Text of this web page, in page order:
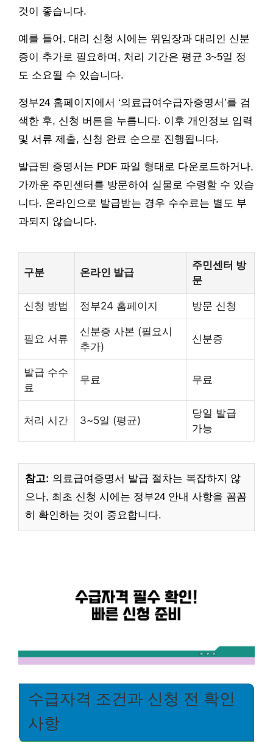
것이 좋습니다.
예를 들어, 대리 신청 시에는 위임장과 대리인 신분
증이 추가로 필요하며, 처리 기간은 평균 3~5일 정
도 소요될 수 있습니다.
정부24 홈페이지에서 ‘의료급여수급자증명서’를 검
색한 후, 신청 버튼을 누릅니다. 이후 개인정보 입력
및 서류 제출, 신청 완료 순으로 진행됩니다.
발급된 증명서는 PDF 파일 형태로 다운로드하거나,
가까운 주민센터를 방문하여 실물로 수령할 수 있습
니다. 온라인으로 발급받는 경우 수수료는 별도 부
과되지 않습니다.
구분 온라인 발급
주민센터 방
문
신청 방법 정부24 홈페이지 방문 신청
필요 서류
신분증 사본 (필요시
추가)
신분증
발급 수수
료
무료 무료
처리 시간 3~5일 (평균)
당일 발급
가능
참고: 의료급여증명서 발급 절차는 복잡하지 않
으나, 최초 신청 시에는 정부24 안내 사항을 꼼꼼
히 확인하는 것이 중요합니다.
수급자격 조건과 신청 전 확인
사항